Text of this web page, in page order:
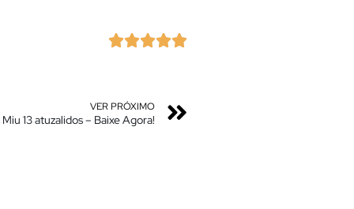

VER PRÓXIMO
13 atuzalidos – Baixe Agora!